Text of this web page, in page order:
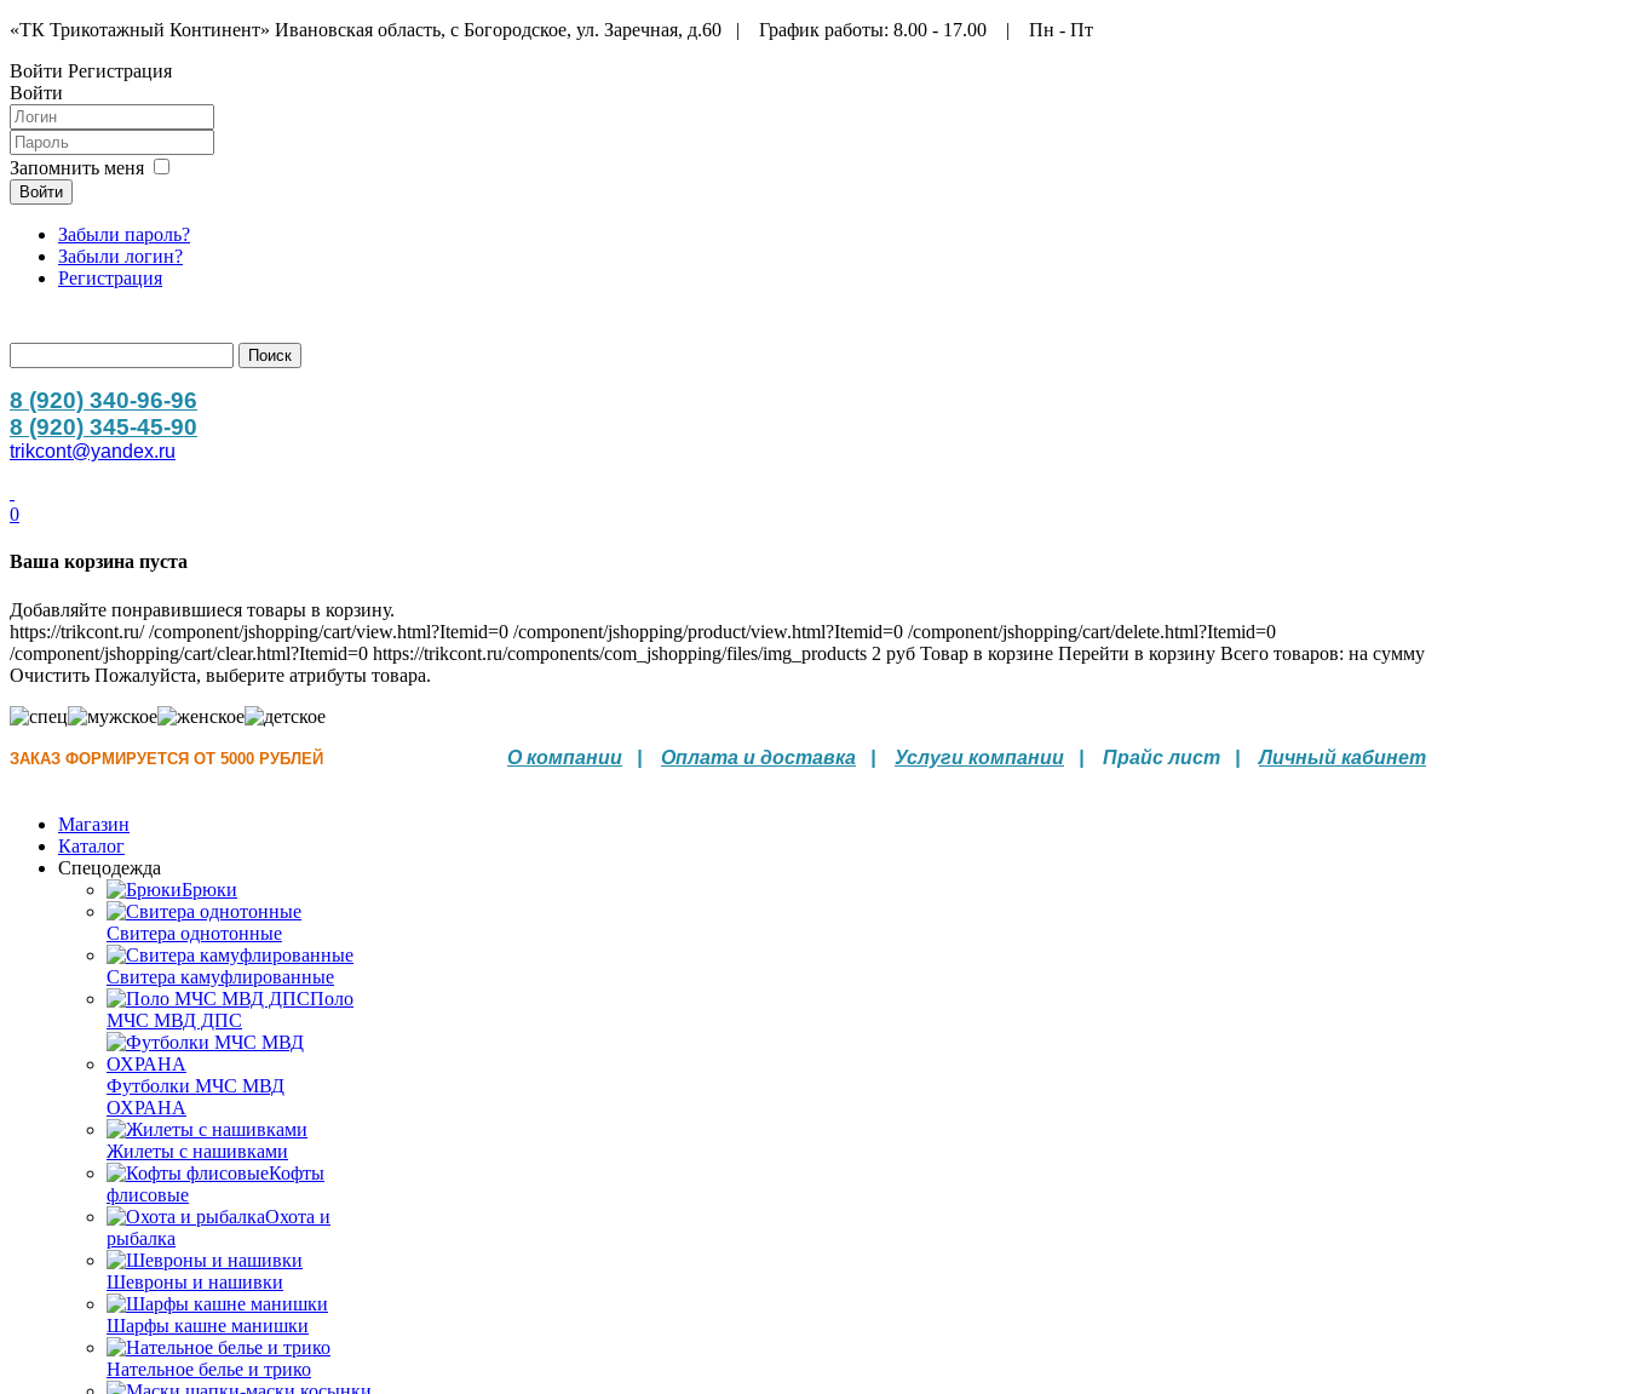
«ТК Трикотажный Континент» Ивановская область, с Богородское, ул. Заречная, д.60 | График работы: 8.00 - 17.00 | Пн - Пт
Войти Регистрация
Войти
Запомнить меня
Войти
Забыли пароль?
Забыли логин?
Регистрация
8 (920) 340-96-96
8 (920) 345-45-90
trikcont@yandex.ru
0
Ваша корзина пуста
Добавляйте понравившиеся товары в корзину.
https://trikcont.ru/ /component/jshopping/cart/view.html?Itemid=0 /component/jshopping/product/view.html?Itemid=0 /component/jshopping/cart/delete.html?Itemid=0
/component/jshopping/cart/clear.html?Itemid=0 https://trikcont.ru/components/com_jshopping/files/img_products 2 руб Товар в корзине Перейти в корзину Всего товаров: на сумму
Очистить Пожалуйста, выберите атрибуты товара.
ЗАКАЗ ФОРМИРУЕТСЯ ОТ 5000 РУБЛЕЙ О компании Оплата и доставка Услуги компании | Прайс лист |Личный кабинет
Магазин
Каталог
Спецодежда
Брюки
Свитера однотонные
Свитера камуфлированные
Поло
МЧС МВД ДПС
Футболки МЧС МВД
ОХРАНА
Жилеты с нашивками
Кофты
флисовые
Охота и
рыбалка
Шевроны и нашивки
Шарфы кашне манишки
Нательное белье и трико